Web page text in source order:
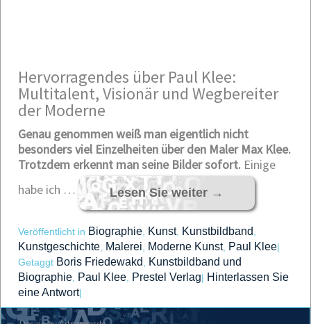
Hervorragendes über Paul Klee:
Multitalent, Visionär und Wegbereiter
der Moderne
Genau genommen weiß man eigentlich nicht
besonders viel Einzelheiten über den Maler Max Klee.
Trotzdem erkennt man seine Bilder sofort. Einige
habe ich …
Lesen Sie weiter →
Veröffentlicht in Biographie Kunst, Kunstbildband
Kunstgeschichte Malerei Moderne Kunst, Paul Klee|
Getaggt Boris Friedewakd
Kunstbildband und
Biographie Paul Klee Prestel Verlag| Hinterlassen Sie
eine Antwort|